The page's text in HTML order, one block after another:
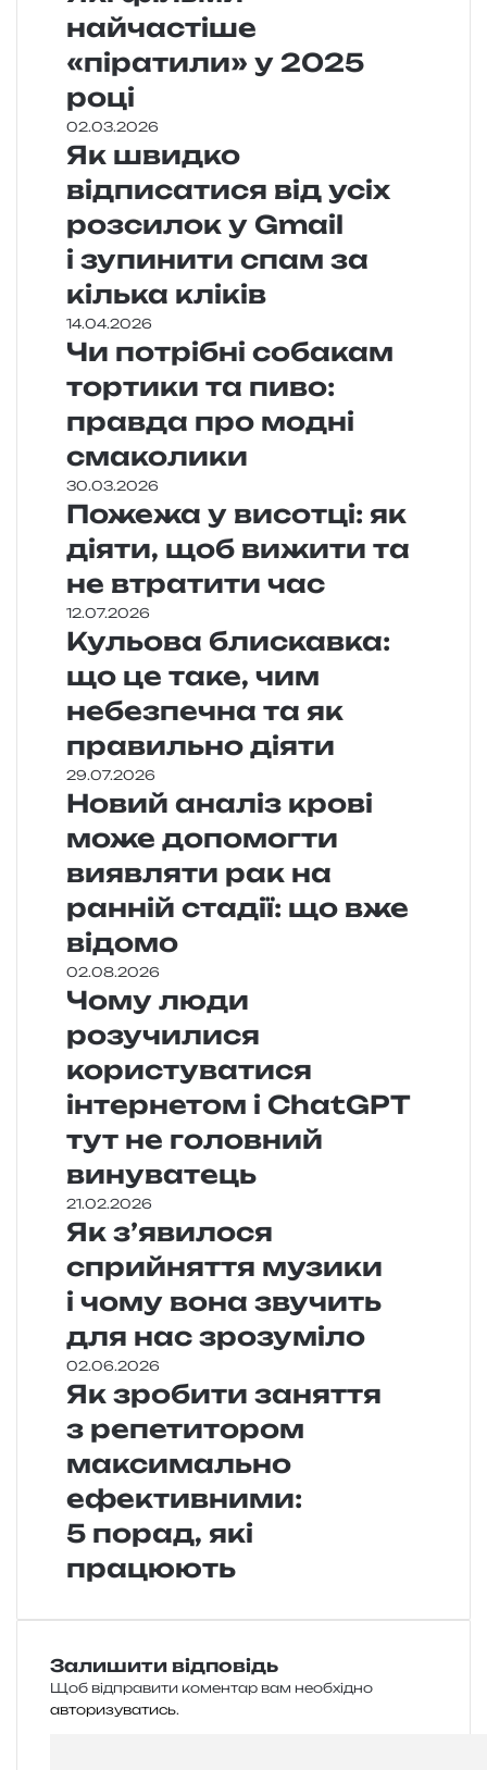
найчастіше
«піратили» у 2025
році
02.03.2026
Як швидко
відписатися від усіх
розсилок у Gmail
і зупинити спам за
кілька кліків
14.04.2026
Чи потрібні собакам
тортики та пиво:
правда про модні
смаколики
30.03.2026
Пожежа у висотці: як
діяти, щоб вижити та
не втратити час
12.07.2026
Кульова блискавка:
що це таке, чим
небезпечна та як
правильно діяти
29.07.2026
Новий аналіз крові
може допомогти
виявляти рак на
ранній стадії: що вже
відомо
02.08.2026
Чому люди
розучилися
користуватися
інтернетом і ChatGPT
тут не головний
винуватець
21.02.2026
Як з’явилося
сприйняття музики
і чому вона звучить
для нас зрозуміло
02.06.2026
Як зробити заняття
з репетитором
максимально
ефективними:
5 порад, які
працюють
Залишити відповідь
Щоб відправити коментар вам необхідно
авторизуватись.